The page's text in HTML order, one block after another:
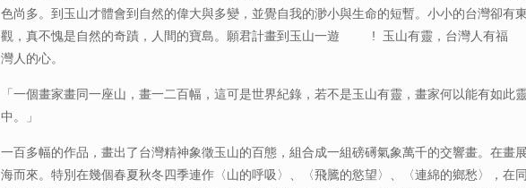
色尚多。到玉山才體會到自然的偉大與多變，並覺自我的渺小與生命的短暫。小小的台灣卻有
觀，真不愧是自然的奇蹟，人間的寶島。願君計畫到玉山一遊 ! 玉山有靈，台灣人有福
灣人的心。
「一個畫家畫同一座山，畫一二百幅，這可是世界紀錄，若不是玉山有靈，畫家何以能有
中。」
一百多幅的作品，畫出了台灣精神象徵玉山的百態，組合成一組磅礡氣象萬千的交響畫。在畫
海而來。特別在幾個春夏秋冬四季連作〈山的呼吸〉、〈飛騰的慾望〉、〈連綿的鄉愁〉，在